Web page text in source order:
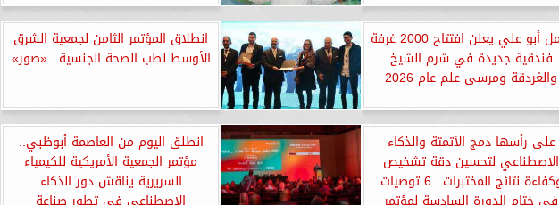
كامل أبو علي يعلن افتتاح 2000 غرفة
فندقية جديدة في شرم الشيخ
والغردقة ومرسى علم عام 2026
انطلاق المؤتمر الثامن لجمعية الشرق
الأوسط لطب الصحة الجنسية.. «صور»
على رأسها دمج الأتمتة والذكاء
الاصطناعي لتحسين دقة تشخيص
وكفاءة نتائج المختبرات.. 6 توصيات
انطلق اليوم من العاصمة أبوظبي..
مؤتمر الجمعية الأمريكية للكيمياء
السريرية يناقش دور الذكاء